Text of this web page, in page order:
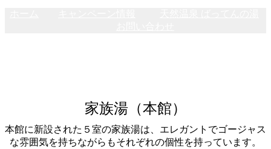
家族湯（本館）
本館に新設された５室の家族湯は、エレガントでゴージャス
な雰囲気を持ちながらもそれぞれの個性を持っています。